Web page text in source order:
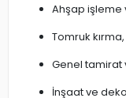
Ahşap işleme
Tomruk
Genel tamirat
İnşaat ve